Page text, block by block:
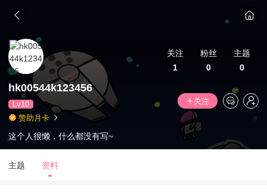
关注
1
粉丝
0
主题
0
hk00544k123456
Lv10
关注
赞助月卡
这个人很懒，什么都没有写~
主题 资料